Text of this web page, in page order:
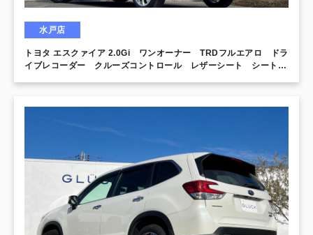
水戸店
トヨタ エスクァイア 2.0Gi ワンオーナー TRDフルエアロ ドラ
イブレコーダー クルーズコントロール レザーシート シートヒ